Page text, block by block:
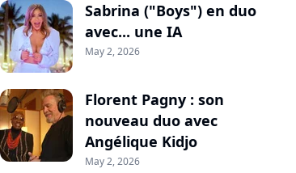
Sabrina ("Boys") en duo
avec... une IA
May 2, 2026
Florent Pagny : son
nouveau duo avec
Angélique Kidjo
May 2, 2026